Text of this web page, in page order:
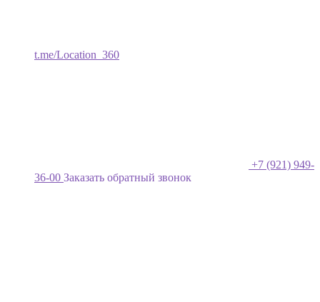
t.me/Location_360
+7 (921) 949-
36-00 Заказать обратный звонок